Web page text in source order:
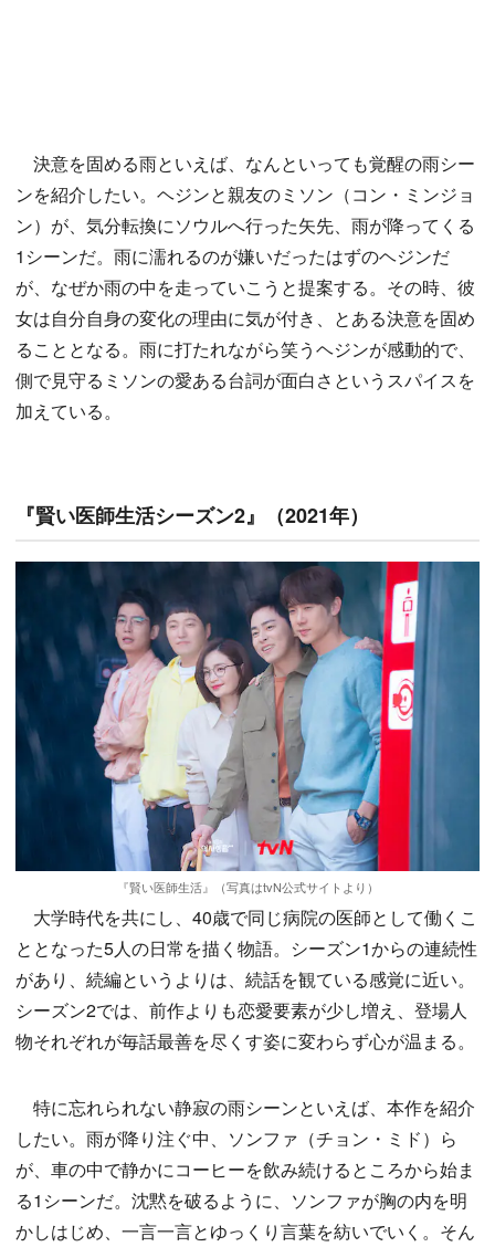
決意を固める雨といえば、なんといっても覚醒の雨シー
ンを紹介したい。ヘジンと親友のミソン（コン・ミンジョ
ン）が、気分転換にソウルへ行った矢先、雨が降ってくる
1シーンだ。雨に濡れるのが嫌いだったはずのヘジンだ
が、なぜか雨の中を走っていこうと提案する。その時、彼
女は自分自身の変化の理由に気が付き、とある決意を固め
ることとなる。雨に打たれながら笑うヘジンが感動的で、
側で見守るミソンの愛ある台詞が面白さというスパイスを
加えている。
『賢い医師生活シーズン2』（2021年）
『賢い医師生活』（写真はtvN公式サイトより）
大学時代を共にし、40歳で同じ病院の医師として働くこ
ととなった5人の日常を描く物語。シーズン1からの連続性
があり、続編というよりは、続話を観ている感覚に近い。
シーズン2では、前作よりも恋愛要素が少し増え、登場人
物それぞれが毎話最善を尽くす姿に変わらず心が温まる。
特に忘れられない静寂の雨シーンといえば、本作を紹介
したい。雨が降り注ぐ中、ソンファ（チョン・ミド）ら
が、車の中で静かにコーヒーを飲み続けるところから始ま
る1シーンだ。沈黙を破るように、ソンファが胸の内を明
かしはじめ、一言一言とゆっくり言葉を紡いでいく。そん